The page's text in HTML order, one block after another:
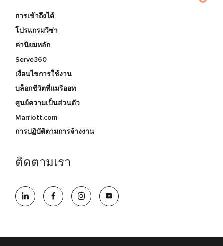
การเข้าถึงได้
โปรแกรมวีซ่า
ค่านิยมหลัก
Serve360
เงื่อนไขการใช้งาน
บล็อกชีวิตที่แมริออท
ศูนย์ความเป็นส่วนตัว
Marriott.com
การปฏิบัติตามการจ้างงาน
ติดตามเรา